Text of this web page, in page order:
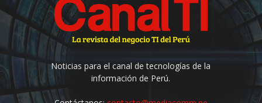
Noticias para el canal de tecnologías de la
información de Perú.